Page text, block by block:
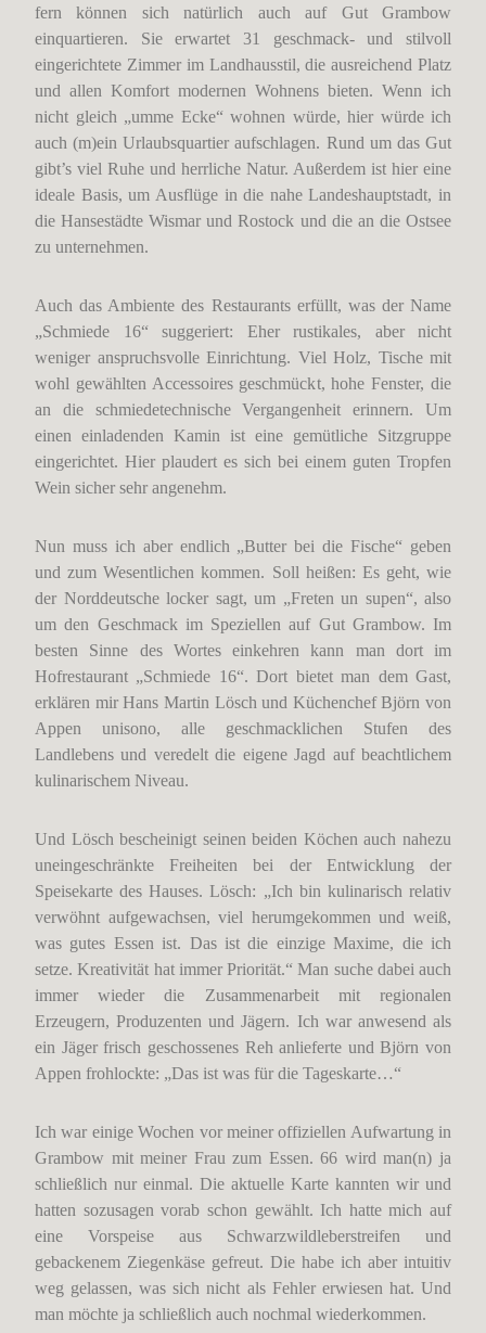
fern können sich natürlich auch auf Gut Grambow
einquartieren. Sie erwartet 31 geschmack- und stilvoll
eingerichtete Zimmer im Landhausstil, die ausreichend Platz
und allen Komfort modernen Wohnens bieten. Wenn ich
nicht gleich „umme Ecke“ wohnen würde, hier würde ich
auch (m)ein Urlaubsquartier aufschlagen. Rund um das Gut
gibt’s viel Ruhe und herrliche Natur. Außerdem ist hier eine
ideale Basis, um Ausflüge in die nahe Landeshauptstadt, in
die Hansestädte Wismar und Rostock und die an die Ostsee
zu unternehmen.
Auch das Ambiente des Restaurants erfüllt, was der Name
„Schmiede 16“ suggeriert: Eher rustikales, aber nicht
weniger anspruchsvolle Einrichtung. Viel Holz, Tische mit
wohl gewählten Accessoires geschmückt, hohe Fenster, die
an die schmiedetechnische Vergangenheit erinnern. Um
einen einladenden Kamin ist eine gemütliche Sitzgruppe
eingerichtet. Hier plaudert es sich bei einem guten Tropfen
Wein sicher sehr angenehm.
Nun muss ich aber endlich „Butter bei die Fische“ geben
und zum Wesentlichen kommen. Soll heißen: Es geht, wie
der Norddeutsche locker sagt, um „Freten un supen“, also
um den Geschmack im Speziellen auf Gut Grambow. Im
besten Sinne des Wortes einkehren kann man dort im
Hofrestaurant „Schmiede 16“. Dort bietet man dem Gast,
erklären mir Hans Martin Lösch und Küchenchef Björn von
Appen unisono, alle geschmacklichen Stufen des
Landlebens und veredelt die eigene Jagd auf beachtlichem
kulinarischem Niveau.
Und Lösch bescheinigt seinen beiden Köchen auch nahezu
uneingeschränkte Freiheiten bei der Entwicklung der
Speisekarte des Hauses. Lösch: „Ich bin kulinarisch relativ
verwöhnt aufgewachsen, viel herumgekommen und weiß,
was gutes Essen ist. Das ist die einzige Maxime, die ich
setze. Kreativität hat immer Priorität.“ Man suche dabei auch
immer wieder die Zusammenarbeit mit regionalen
Erzeugern, Produzenten und Jägern. Ich war anwesend als
ein Jäger frisch geschossenes Reh anlieferte und Björn von
Appen frohlockte: „Das ist was für die Tageskarte…“
Ich war einige Wochen vor meiner offiziellen Aufwartung in
Grambow mit meiner Frau zum Essen. 66 wird man(n) ja
schließlich nur einmal. Die aktuelle Karte kannten wir und
hatten sozusagen vorab schon gewählt. Ich hatte mich auf
eine Vorspeise aus Schwarzwildleberstreifen und
gebackenem Ziegenkäse gefreut. Die habe ich aber intuitiv
weg gelassen, was sich nicht als Fehler erwiesen hat. Und
man möchte ja schließlich auch nochmal wiederkommen.